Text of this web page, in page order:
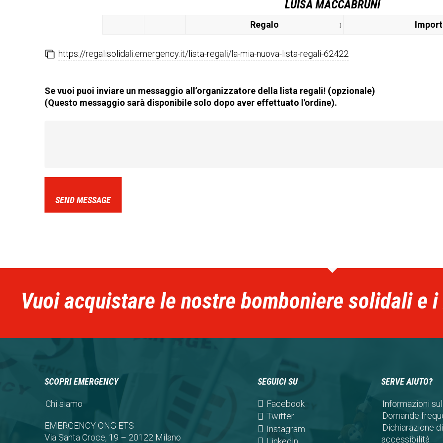
LUISA MACCABRUNI
Regalo
https://regalisolidali.emergency.it/lista-regali/la-mia-nuova-lista-regali-62422
Se vuoi puoi inviare un messaggio all’organizzatore della lista regali! (opzionale)
(Questo messaggio sarà disponibile solo dopo aver effettuato l'ordine).
SEND MESSAGE
Vuoi acquistare le nostre bomboniere solidali e
SCOPRI EMERGENCY
Chi siamo
EMERGENCY ONG ETS
Via Santa Croce, 19 – 20122 Milano
SEGUICI SU
Facebook(opens
a
Twitter(opens
in
a
Instagram(opens
(opens
SERVE AIUTO?
Informazioni
Domande
Dichiarazione di
accessibilità